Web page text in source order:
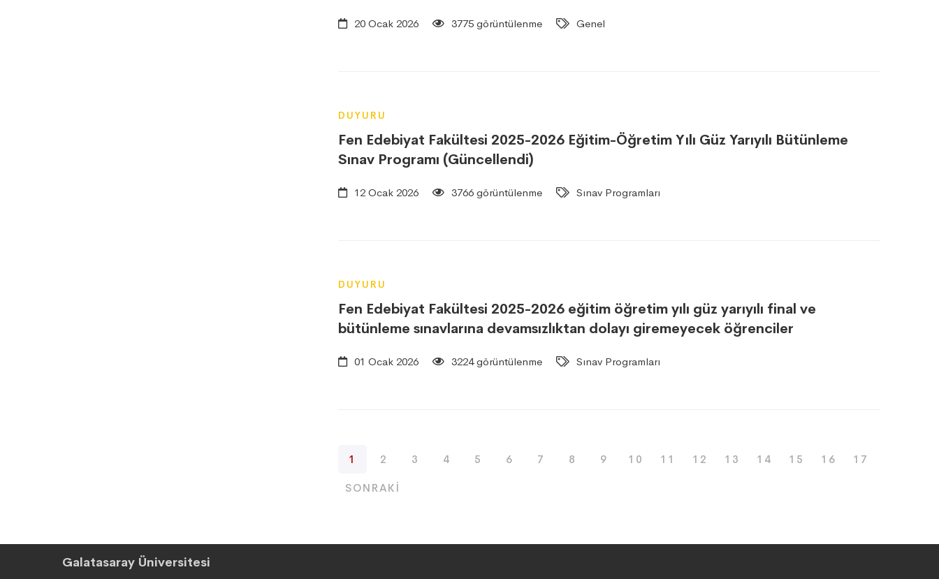
20 Ocak 2026 3775 görüntülenme Genel
DUYURU
Fen Edebiyat Fakültesi 2025-2026 Eğitim-Öğretim Yılı Güz Yarıyılı Bütünleme
Sınav Programı (Güncellendi)
12 Ocak 2026 3766 görüntülenme Sınav Programları
DUYURU
Fen Edebiyat Fakültesi 2025-2026 eğitim öğretim yılı güz yarıyılı final ve
bütünleme sınavlarına devamsızlıktan dolayı giremeyecek öğrenciler
01 Ocak 2026 3224 görüntülenme Sınav Programları
1 2 3 4 5 6 7 8 9 10 11 12 13 14 15 16 17
SONRAKI
Galatasaray Üniversitesi